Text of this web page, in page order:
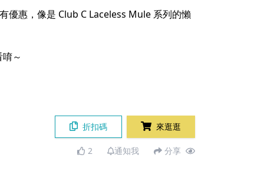
優惠，像是 Club C Laceless Mule 系列的懶
～
折扣碼 來逛逛
2 通知我 分享